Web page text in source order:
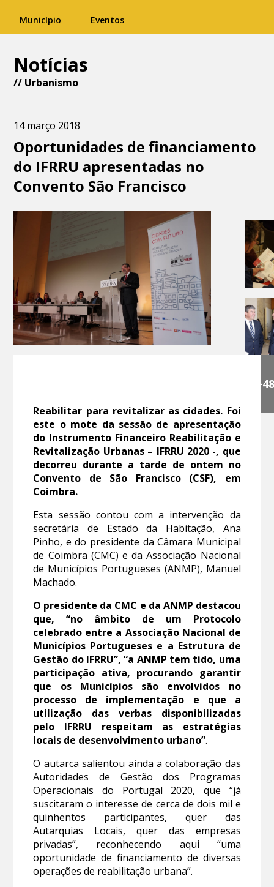
Município Eventos
Notícias
// Urbanismo
14 março 2018
Oportunidades de financiamento
do IFRRU apresentadas no
Convento São Francisco
+48
Reabilitar para revitalizar as cidades. Foi
este o mote da sessão de apresentação
do Instrumento Financeiro Reabilitação e
Revitalização Urbanas – IFRRU 2020 -, que
decorreu durante a tarde de ontem no
Convento de São Francisco (CSF), em
Coimbra.
Esta sessão contou com a intervenção da
secretária de Estado da Habitação, Ana
Pinho, e do presidente da Câmara Municipal
de Coimbra (CMC) e da Associação Nacional
de Municípios Portugueses (ANMP), Manuel
Machado.
O presidente da CMC e da ANMP destacou
que, “no âmbito de um Protocolo
celebrado entre a Associação Nacional de
Municípios Portugueses e a Estrutura de
Gestão do IFRRU”, “a ANMP tem tido, uma
participação ativa, procurando garantir
que os Municípios são envolvidos no
processo de implementação e que a
utilização das verbas disponibilizadas
pelo IFRRU respeitam as estratégias
locais de desenvolvimento urbano”.
O autarca salientou ainda a colaboração das
Autoridades de Gestão dos Programas
Operacionais do Portugal 2020, que “já
suscitaram o interesse de cerca de dois mil e
quinhentos participantes, quer das
Autarquias Locais, quer das empresas
privadas”, reconhecendo aqui “uma
oportunidade de financiamento de diversas
operações de reabilitação urbana”.